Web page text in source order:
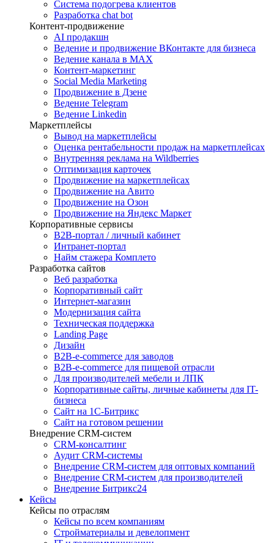
Система подогрева клиентов
Разработка chat bot
Контент-продвижение
AI продакшн
Ведение и продвижение ВКонтакте для бизнеса
Ведение канала в MAX
Контент-маркетинг
Social Media Marketing
Продвижение в Дзене
Ведение Telegram
Ведение Linkedin
Маркетплейсы
Вывод на маркетплейсы
Оценка рентабельности продаж на маркетплейсах
Внутренняя реклама на Wildberries
Оптимизация карточек
Продвижение на маркетплейсах
Продвижение на Авито
Продвижение на Озон
Продвижение на Яндекс Маркет
Корпоративные сервисы
B2B-портал / личный кабинет
Интранет-портал
Найм стажера Комплето
Разработка сайтов
Веб разработка
Корпоративный сайт
Интернет-магазин
Модернизация сайта
Техническая поддержка
Landing Page
Дизайн
B2B-e-commerce для заводов
B2B-e-commerce для пищевой отрасли
Для производителей мебели и ЛПК
Корпоративные сайты, личные кабинеты для IT-
бизнеса
Сайт на 1С-Битрикс
Сайт на готовом решении
Внедрение CRM-систем
CRM-консалтинг
Аудит CRM-системы
Внедрение CRM-систем для оптовых компаний
Внедрение CRM-систем для производителей
Внедрение Битрикс24
Кейсы
Кейсы по отраслям
Кейсы по всем компаниям
Стройматериалы и девелопмент